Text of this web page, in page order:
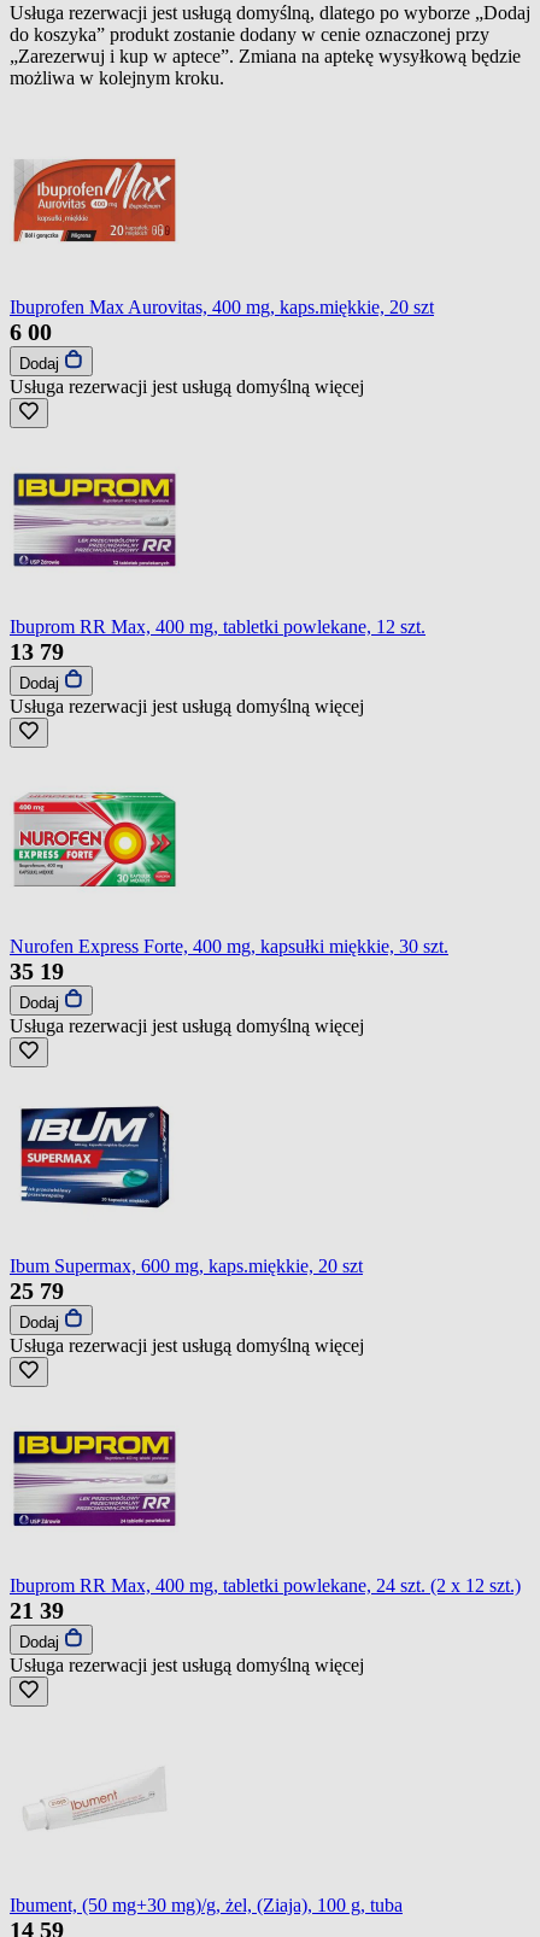
Usługa rezerwacji jest usługą domyślną, dlatego po wyborze „Dodaj
do koszyka” produkt zostanie dodany w cenie oznaczonej przy
„Zarezerwuj i kup w aptece”. Zmiana na aptekę wysyłkową będzie
możliwa w kolejnym kroku.
Ibuprofen Max Aurovitas, 400 mg, kaps.miękkie, 20 szt
6 00
Dodaj
Usługa rezerwacji jest usługą domyślną więcej
Ibuprom RR Max, 400 mg, tabletki powlekane, 12 szt.
13 79
Dodaj
Usługa rezerwacji jest usługą domyślną więcej
Nurofen Express Forte, 400 mg, kapsułki miękkie, 30 szt.
35 19
Dodaj
Usługa rezerwacji jest usługą domyślną więcej
Ibum Supermax, 600 mg, kaps.miękkie, 20 szt
25 79
Dodaj
Usługa rezerwacji jest usługą domyślną więcej
Ibuprom RR Max, 400 mg, tabletki powlekane, 24 szt. (2 x 12 szt.)
21 39
Dodaj
Usługa rezerwacji jest usługą domyślną więcej
Ibument, (50 mg+30 mg)/g, żel, (Ziaja), 100 g, tuba
14 59